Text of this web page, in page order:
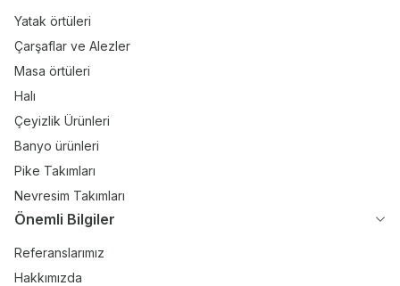
Yatak örtüleri
Çarşaflar ve Alezler
Masa örtüleri
Halı
Çeyizlik Ürünleri
Banyo ürünleri
Pike Takımları
Nevresim Takımları
Önemli Bilgiler
Referanslarımız
Hakkımızda